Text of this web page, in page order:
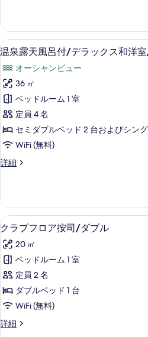
べ
て
の
写
真
を
表
示
る
の
詳
細
真
を
表
示
す
る
詳
細
温
露
天
風
呂
付/
ラ
ク
ス
和
洋
室/
オ
ー
シ
ャ
温
22
温泉露天風呂付/デラックス和洋
オーシャンビュー
36 ㎡
ベッドルーム 1 室
定員 4 名
セミダブルベッド 2 台およびシン
WiFi (無料)
詳細
温
風
呂
付/
ラ
ッ
ク
ス
和
洋
室/
オ
ク
ラ
ブ
フ
ロ
ア
司/
ク
16
クラブフロア按司/ダブル
20 ㎡
ベッドルーム 1 室
定員 2 名
ダブルベッド 1 台
WiFi (無料)
詳細
ク